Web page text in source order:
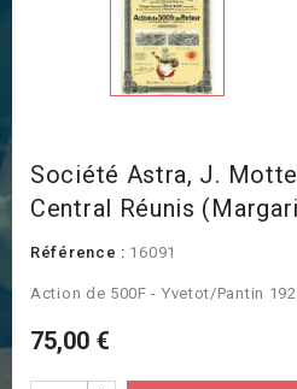
Société Astra, J.
Central Réunis
Référence : 16091
Action de 500F - Yvetot/Pantin
75,00 €